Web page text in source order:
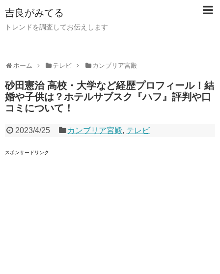
吉良がみてる
トレンドを調査してお伝えします
ホーム テレビ カンブリア宮殿
砂田憲治 高校・大学など経歴プロフィール！結
婚や子供は？ホテルサブスク『ハフ』評判や口
コミについて！
2023/4/25 カンブリア宮殿, テレビ
スポンサードリンク